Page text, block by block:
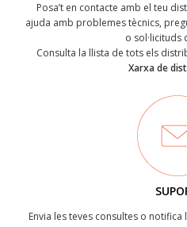
Posa’t en contacte amb el teu
ajuda amb problemes tècnics,
o sol·licituds
Consulta la llista de tots els
Xarxa de
Envia les teves consultes o